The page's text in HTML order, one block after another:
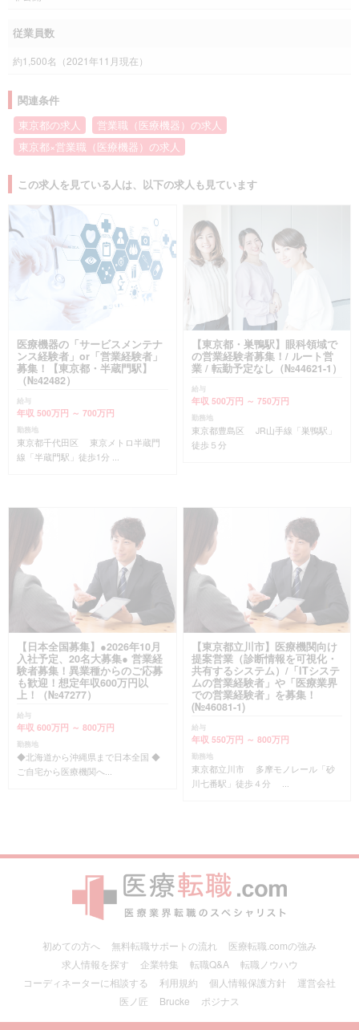
従業員数
約1,500名（2021年11月現在）
関連条件
東京都の求人
営業職（医療機器）の求人
東京都×営業職（医療機器）の求人
この求人を見ている人は、以下の求人も見ています
医療機器の「サービスメンテナ
ンス経験者」or「営業経験者」
募集！【東京都・半蔵門駅】
（№42482）
給与
年収 500万円 ～ 700万円
勤務地
東京都千代田区 東京メトロ半蔵門
線「半蔵門駅」徒歩1分 ...
【東京都・巣鴨駅】眼科領域で
の営業経験者募集！/ ルート営
業 / 転勤予定なし（№44621-1）
給与
年収 500万円 ～ 750万円
勤務地
東京都豊島区 JR山手線「巣鴨駅」
徒歩５分
【日本全国募集】●2026年10月
入社予定、20名大募集● 営業経
験者募集！異業種からのご応募
も歓迎！想定年収600万円以
上！（№47277）
給与
年収 600万円 ～ 800万円
勤務地
◆北海道から沖縄県まで日本全国 ◆
ご自宅から医療機関へ...
【東京都立川市】医療機関向け
提案営業（診断情報を可視化・
共有するシステム）/「ITシステ
ムの営業経験者」や「医療業界
での営業経験者」を募集！
(№46081-1)
給与
年収 550万円 ～ 800万円
勤務地
東京都立川市 多摩モノレール「砂
川七番駅」徒歩４分 ...
初めての方へ 無料転職サポートの流れ
医療転職.comの強み
求人情報を探す
企業特集 転職Q&A
転職ノウハウ
コーディネーターに相談する
利用規約 個人情報保護方針
運営会社
医ノ匠
Brucke ポジナス